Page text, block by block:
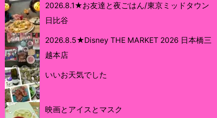
2026.8.1★お友達と夜ごはん/東京ミッドタウン
日比谷
2026.8.5★Disney THE MARKET 2026 日本橋三
越本店
いいお天気でした
映画とアイスとマスク